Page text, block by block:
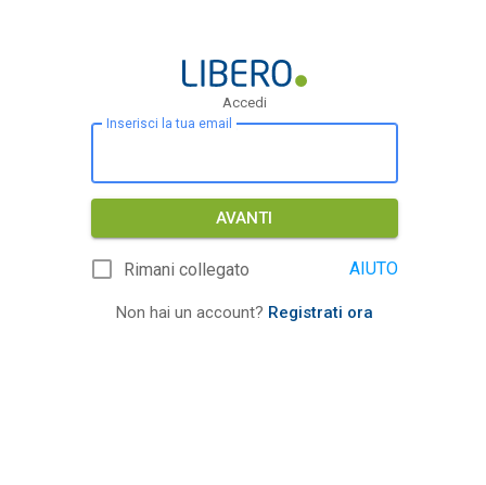
Accedi
Inserisci la tua email
AVANTI
Rimani collegato AIUTO
Non hai un account? Registrati ora